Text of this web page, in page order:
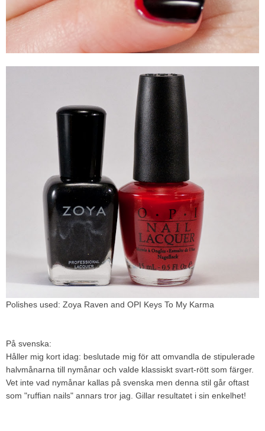
Polishes used: Zoya Raven and OPI Keys To My Karma
På svenska:
Håller mig kort idag: beslutade mig för att omvandla de stipulerade
halvmånarna till nymånar och valde klassiskt svart-rött som färger.
Vet inte vad nymånar kallas på svenska men denna stil går oftast
som "ruffian nails" annars tror jag. Gillar resultatet i sin enkelhet!